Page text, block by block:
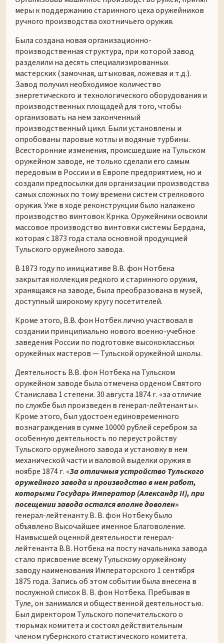
меры к поддержанию старинного цеха оружейников
ручного производства охотничьего оружия.
Была создана новая организационно-
производственная структура, при которой завод
разделили на десять специализированных
мастерских (замочная, штыковая, ложевая и т.д.).
Завод получил необходимое количество
энергетического и технологического оборудования и
производственных площадей для того, чтобы
организовать на нем законченный
производственный цикл. Были установлены и
опробованы паровые котлы и водяные турбины.
Всесторонние изменения, происшедшие на Тульском
оружейном заводе, не только сделали его самым
передовым в России и в Европе предприятием, но и
создали предпосылки для организации производства
самых сложных по тому времени систем стрелкового
оружия. Уже в ходе реконструкции было налажено
производство винтовок Крнка. Оружейники освоили
массовое производство винтовки системы Бердана,
которая с 1873 года стала основной продукцией
Тульского оружейного завода.
В 1873 году по инициативе В.В. фон Нотбека
закрытая коллекция редкого и старинного оружия,
хранящаяся на заводе, была преобразована в музей,
доступный широкому кругу посетителей.
Кроме этого, В.В. фон Нотбек лично участвовал в
создании принципиально нового военно-учебное
заведения России по подготовке высококлассных
оружейных мастеров — Тульской оружейной школы.
Деятельность В.В. фон Нотбека на Тульском
оружейном заводе была отмечена орденом Святого
Станислава 1 степени. 30 августа 1874 г. «за отличие
по службе был произведен в генерал-лейтенанты».
Кроме этого, был удостоен единовременного
вознаграждения в сумме 10000 рублей серебром за
особенную деятельность по переустройству
Тульского оружейного завода и установку в нем
механической части и валовой выделки оружия в
ноябре 1874 г. «За отличныя устройство Тульского
оружейного завода и производство в нем работ,
которыми Государь Император (Александр II), при
посещении завода остался вполне доволен»
генерал-лейтенанту В. В. фон Нотбеку было
объявлено Высочайшее именное Благоволение.
Наивысшей оценкой деятельности генерал-
лейтенанта В.В. Нотбека на посту начальника завода
стало присвоение всему Тульскому оружейному
заводу наименования Императорского 1 сентября
1875 года. Запись об этом событии была внесена в
послужной список В. В. фон Нотбека. Пребывая в
Туле, он занимался и общественной деятельностью.
Был директором Тульского попечительского о
тюрьмах комитета и состоял действительным
членом губернского статистического комитета.